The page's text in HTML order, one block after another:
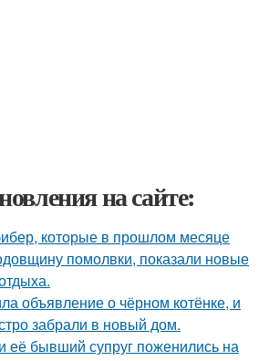
на сайте:
которые в прошлом месяце
помолвки, показали новые
объявление о чёрном котёнке, и
забрали в новый дом.
её бывший супруг поженились на